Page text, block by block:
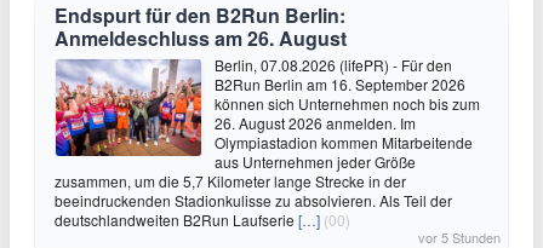
Endspurt für den B2Run Berlin:
Anmeldeschluss am 26. August
Berlin, 07.08.2026 (lifePR) - Für den
B2Run Berlin am 16. September 2026
können sich Unternehmen noch bis zum
26. August 2026 anmelden. Im
Olympiastadion kommen Mitarbeitende
aus Unternehmen jeder Größe
zusammen, um die 5,7 Kilometer lange Strecke in der
beeindruckenden Stadionkulisse zu absolvieren. Als Teil der
deutschlandweiten B2Run Laufserie […] (00)
vor 5 Stunden